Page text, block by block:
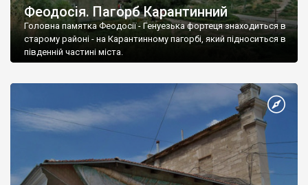
Феодосія. Пагорб Карантинний
Головна памятка Феодосії - Генуезька фортеця знаходиться в
старому районі - на Карантинному пагорбі, який підноситься в
південній частині міста.